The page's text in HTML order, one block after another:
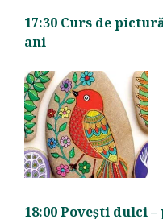
17:30 Curs de
ani
18:00 Povești dulci